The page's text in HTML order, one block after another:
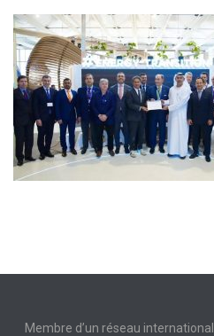
Membre d’un réseau